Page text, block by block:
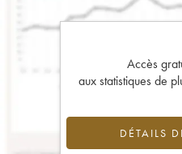
Accès
aux statistiques de
DÉTAILS